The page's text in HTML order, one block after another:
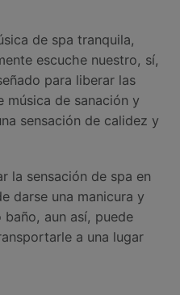
de spa tranquila,
escuche nuestro, sí,
para liberar las
música de sanación y
sensación de calidez y
la sensación de spa en
darse una manicura y
aun así, puede
a una lugar